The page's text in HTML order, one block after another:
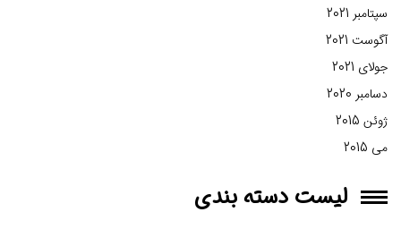
سپتامبر 2021
آگوست 2021
جولای 2021
دسامبر 2020
ژوئن 2015
می 2015
لیست دسته بندی